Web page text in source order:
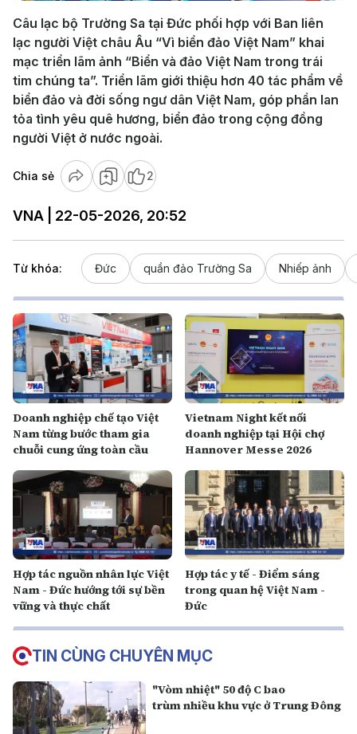
Câu lạc bộ Trường Sa tại Đức phối hợp với Ban liên
lạc người Việt châu Âu “Vì biển đảo Việt Nam” khai
mạc triển lãm ảnh “Biển và đảo Việt Nam trong trái
tim chúng ta”. Triển lãm giới thiệu hơn 40 tác phẩm về
biển đảo và đời sống ngư dân Việt Nam, góp phần lan
tỏa tình yêu quê hương, biển đảo trong cộng đồng
người Việt ở nước ngoài.
Chia sẻ 2
VNA | 22-05-2026, 20:52
Từ khóa: Đức quần đảo Trường Sa Nhiếp ảnh
Doanh nghiệp chế tạo Việt
Nam từng bước tham gia
chuỗi cung ứng toàn cầu
Vietnam Night kết nối
doanh nghiệp tại Hội chợ
Hannover Messe 2026
Hợp tác nguồn nhân lực Việt
Nam - Đức hướng tới sự bền
vững và thực chất
Hợp tác y tế - Điểm sáng
trong quan hệ Việt Nam -
Đức
TIN CÙNG CHUYÊN MỤC
"Vòm nhiệt" 50 độ C bao
trùm nhiều khu vực ở Trung Đông